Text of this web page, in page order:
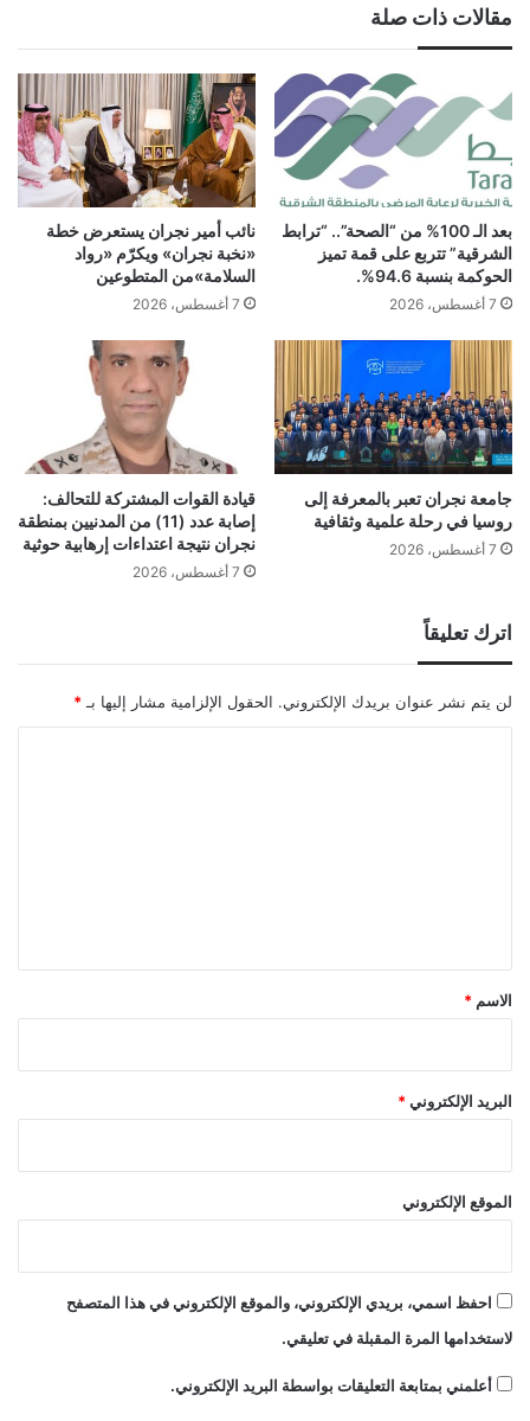
مقالات ذات صلة
بعد الـ 100% من “الصحة”.. “ترابط
الشرقية” تتربع على قمة تميز
الحوكمة بنسبة 94.6%.
7 أغسطس، 2026
نائب أمير نجران يستعرض خطة
«نخبة نجران» ويكرّم «رواد
السلامة»من المتطوعين
7 أغسطس، 2026
جامعة نجران تعبر بالمعرفة إلى
روسيا في رحلة علمية وثقافية
7 أغسطس، 2026
قيادة القوات المشتركة للتحالف:
إصابة عدد (11) من المدنيين بمنطقة
نجران نتيجة اعتداءات إرهابية حوثية
7 أغسطس، 2026
اترك تعليقاً
لن يتم نشر عنوان بريدك الإلكتروني. الحقول الإلزامية مشار إليها بـ *
*
الاسم *
البريد الإلكتروني*
الموقع الإلكتروني
احفظ اسمي، بريدي الإلكتروني، والموقع الإلكتروني في هذا المتصفح
لاستخدامها المرة المقبلة في تعليقي.
أعلمني بمتابعة التعليقات بواسطة البريد الإلكتروني.